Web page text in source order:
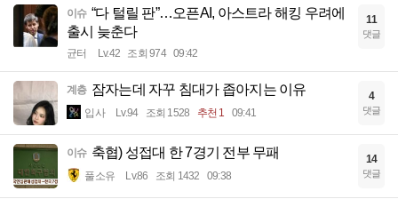
이슈 “다 털릴 판”…오픈AI, 아스트라 해킹 우려에
출시 늦춘다
균터 Lv.42 조회 974 09:42
11
댓글
계층 잠자는데 자꾸 침대가 좁아지는 이유
입사 Lv.94 조회 1528 추천 1 09:41
4
댓글
이슈 축협) 성접대 한 7경기 전부 무패
풀소유 Lv.86 조회 1432 09:38
14
댓글